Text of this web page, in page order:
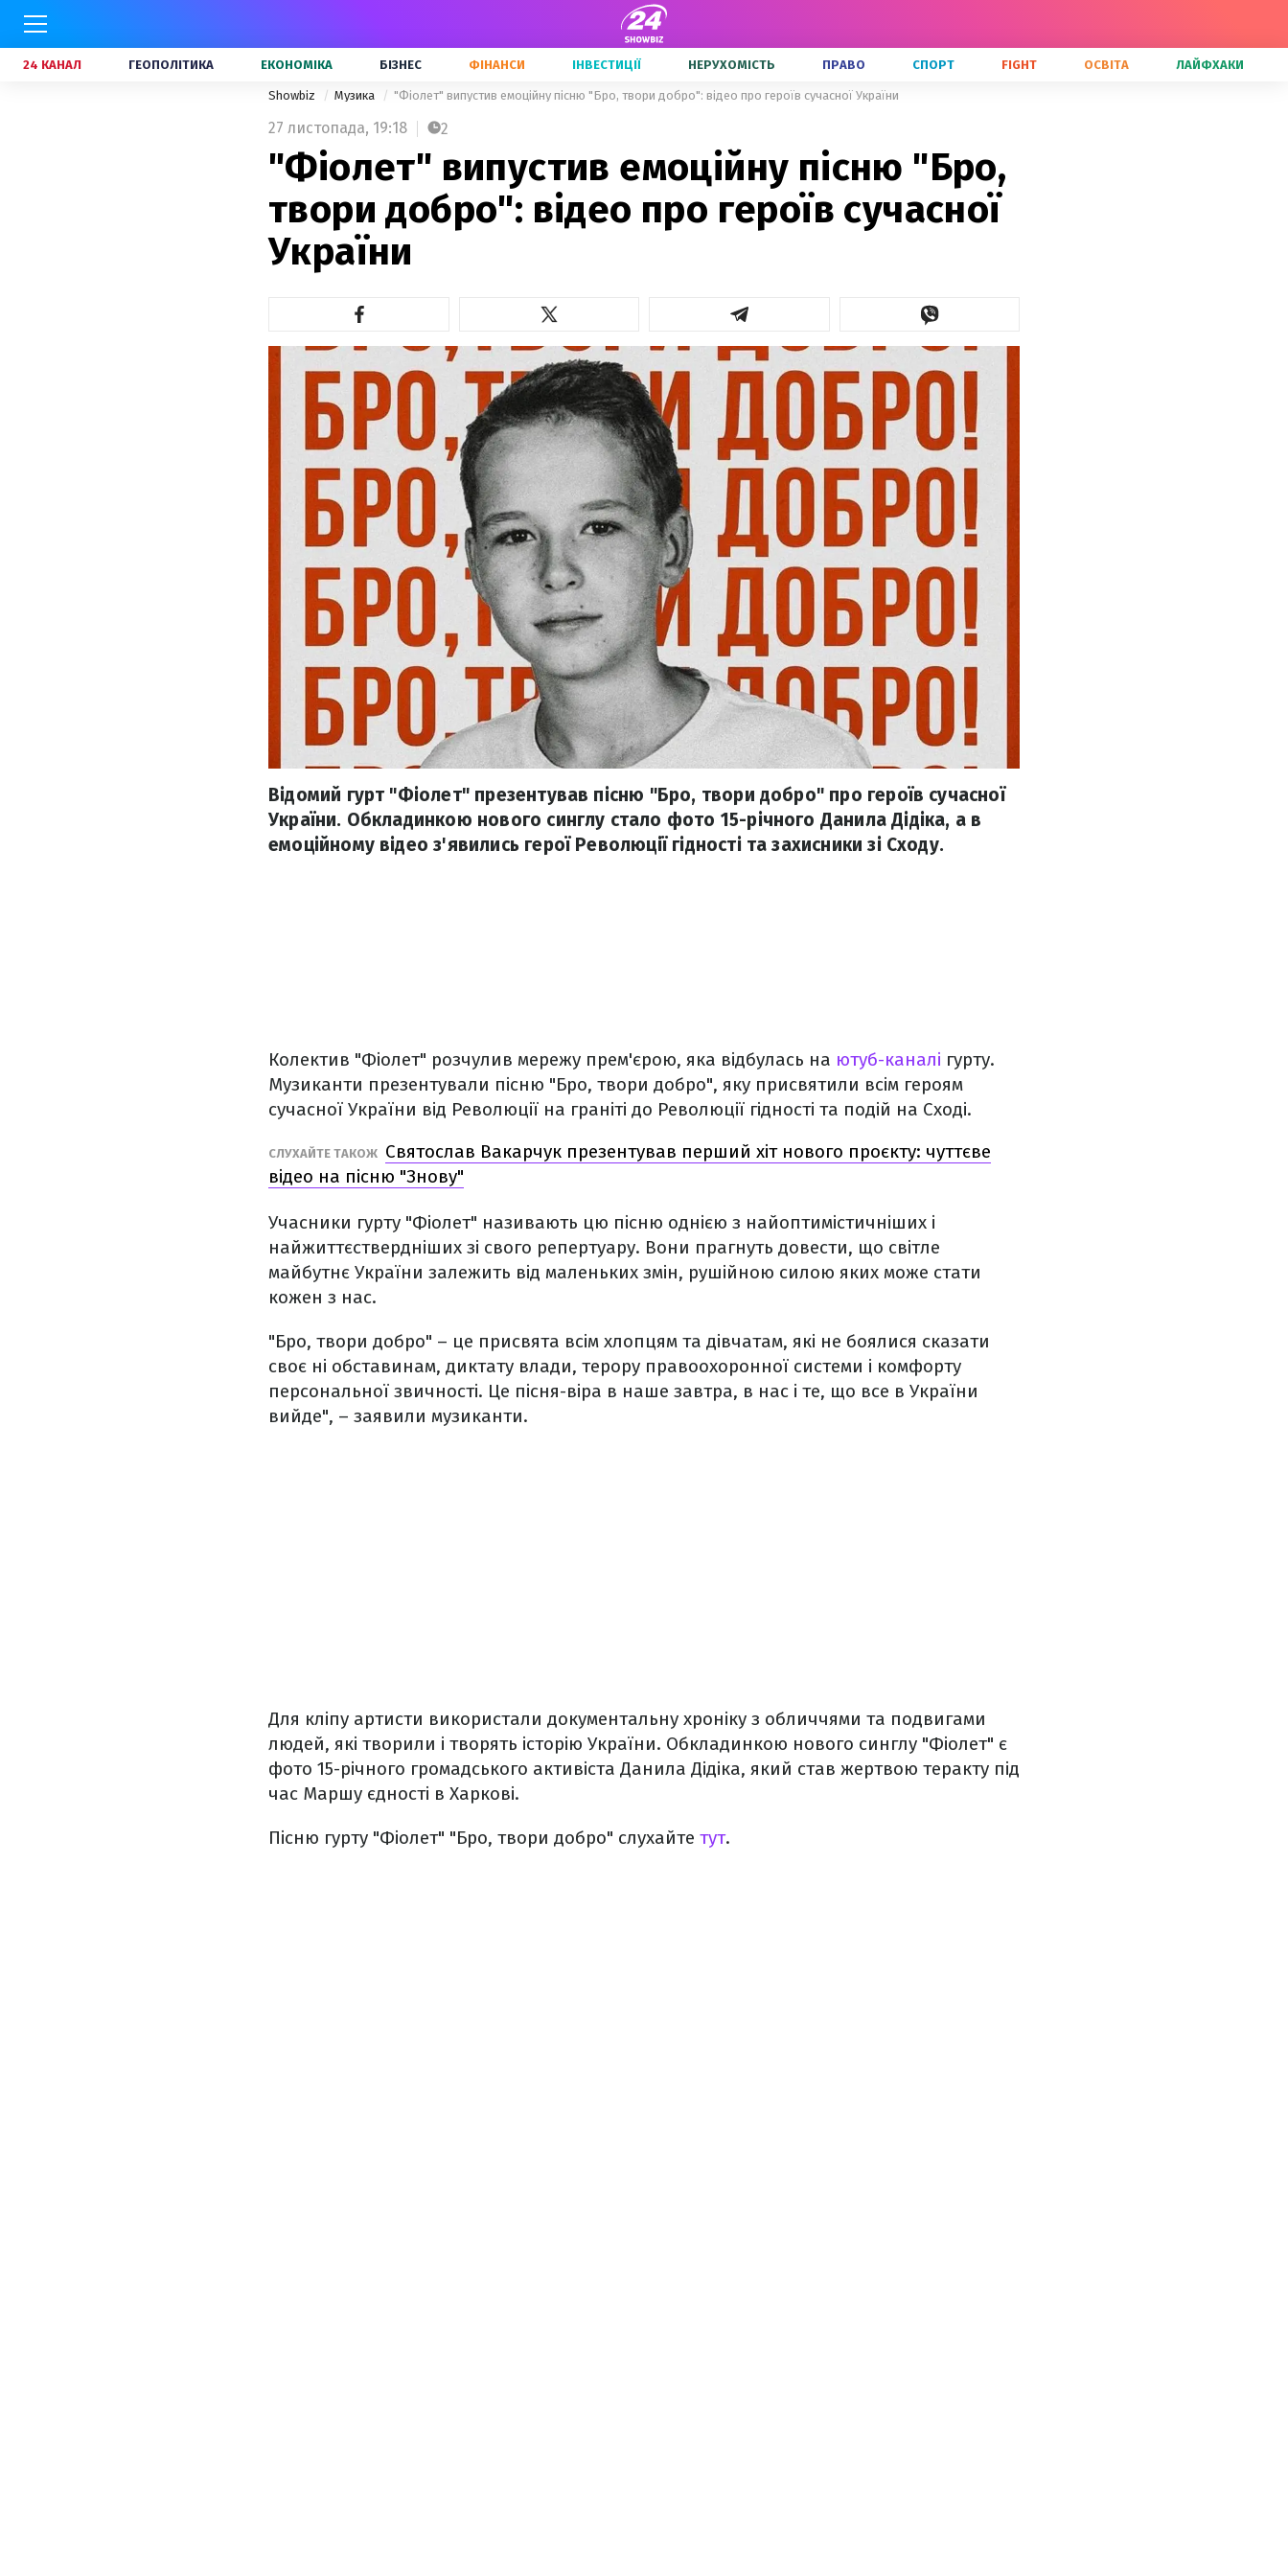
24 КАНАЛ ГЕОПОЛІТИКА ЕКОНОМІКА БІЗНЕС ФІНАНСИ ІНВЕСТИЦІЇ НЕРУХОМІСТЬ ПРАВО СПОРТ FIGHT ОСВІТА ЛАЙФХАКИ
Showbiz Музика "Фіолет" випустив емоційну пісню "Бро, твори добро": відео про героїв сучасної України
27 листопада, 19:18 2
"Фіолет" випустив емоційну пісню "Бро,
твори добро": відео про героїв сучасної
України
Відомий гурт "Фіолет" презентував пісню "Бро, твори добро" про героїв сучасної
України. Обкладинкою нового синглу стало фото 15-річного Данила Дідіка, а в
емоційному відео з'явились герої Революції гідності та захисники зі Сходу.
Колектив "Фіолет" розчулив мережу прем'єрою, яка відбулась на ютуб-каналі гурту.
Музиканти презентували пісню "Бро, твори добро", яку присвятили всім героям
сучасної України від Революції на граніті до Революції гідності та подій на Сході.
СЛУХАЙТЕ ТАКОЖ Святослав Вакарчук презентував перший хіт нового проєкту: чуттєве
відео на пісню "Знову"
Учасники гурту "Фіолет" називають цю пісню однією з найоптимістичніших і
найжиттєствердніших зі свого репертуару. Вони прагнуть довести, що світле
майбутнє України залежить від маленьких змін, рушійною силою яких може стати
кожен з нас.
"Бро, твори добро" – це присвята всім хлопцям та дівчатам, які не боялися сказати
своє ні обставинам, диктату влади, терору правоохоронної системи і комфорту
персональної звичності. Це пісня-віра в наше завтра, в нас і те, що все в України
вийде", – заявили музиканти.
Для кліпу артисти використали документальну хроніку з обличчями та подвигами
людей, які творили і творять історію України. Обкладинкою нового синглу "Фіолет" є
фото 15-річного громадського активіста Данила Дідіка, який став жертвою теракту під
час Маршу єдності в Харкові.
Пісню гурту "Фіолет" "Бро, твори добро" слухайте тут.